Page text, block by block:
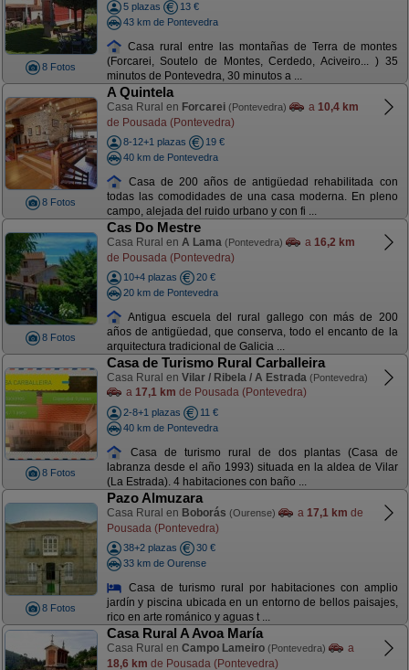
8 Fotos
5 plazas
13 €
43 km de Pontevedra
Casa rural entre las montañas de Terra de montes
(Forcarei, Soutelo de Montes, Cerdedo, Aciveiro... ) 35
minutos de Pontevedra, 30 minutos a ...
8 Fotos
A Quintela
Casa Rural en Forcarei (Pontevedra) a 10,4 km
de Pousada (Pontevedra)
8-12+1 plazas
19 €
40 km de Pontevedra
Casa de 200 años de antigüedad rehabilitada con
todas las comodidades de una casa moderna. En pleno
campo, alejada del ruido urbano y con fi ...
8 Fotos
Cas Do Mestre
Casa Rural en A Lama (Pontevedra) a 16,2 km
de Pousada (Pontevedra)
10+4 plazas
20 €
20 km de Pontevedra
Antigua escuela del rural gallego con más de 200
años de antigüedad, que conserva, todo el encanto de la
arquitectura tradicional de Galicia ...
8 Fotos
Casa de Turismo Rural Carballeira
Casa Rural en Vilar / Ribela / A Estrada (Pontevedra)
a 17,1 km de Pousada (Pontevedra)
2-8+1 plazas
11 €
40 km de Pontevedra
Casa de turismo rural de dos plantas (Casa de
labranza desde el año 1993) situada en la aldea de Vilar
(La Estrada). 4 habitaciones con baño ...
8 Fotos
Pazo Almuzara
Casa Rural en Boborás (Ourense) a 17,1 km de
Pousada (Pontevedra)
38+2 plazas
30 €
33 km de Ourense
Casa de turismo rural por habitaciones con amplio
jardín y piscina ubicada en un entorno de bellos paisajes,
rico en arte románico y aguas t ...
Casa Rural A Avoa María
Casa Rural en Campo Lameiro (Pontevedra)
a
18,6 km de Pousada (Pontevedra)